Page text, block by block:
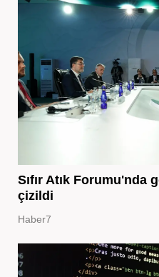
Sıfır Atık Forumu'nda
çizildi
Haber7